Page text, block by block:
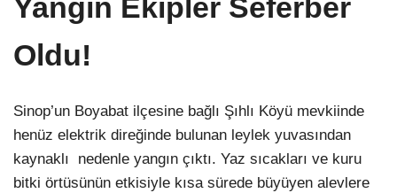
Yangın Ekipler Seferber
Oldu!
Sinop’un Boyabat ilçesine bağlı Şıhlı Köyü mevkiinde
henüz elektrik direğinde bulunan leylek yuvasından
kaynaklı nedenle yangın çıktı. Yaz sıcakları ve kuru
bitki örtüsünün etkisiyle kısa sürede büyüyen alevlere